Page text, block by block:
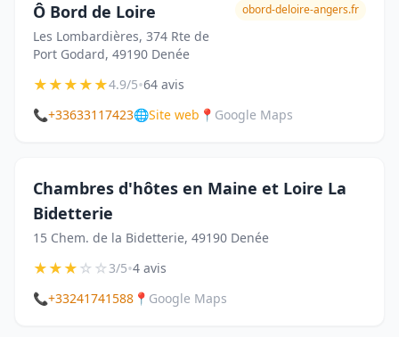
Ô Bord de Loire
Les Lombardières, 374 Rte de
Port Godard, 49190 Denée
obord-deloire-angers.fr
★★★★★4.9/5•64 avis
📞+33633117423🌐Site web 📍 Google Maps
Chambres d'hôtes en Maine et Loire La
Bidetterie
15 Chem. de la Bidetterie, 49190 Denée
★★★☆☆3/5•4 avis
📞+33241741588 📍 Google Maps